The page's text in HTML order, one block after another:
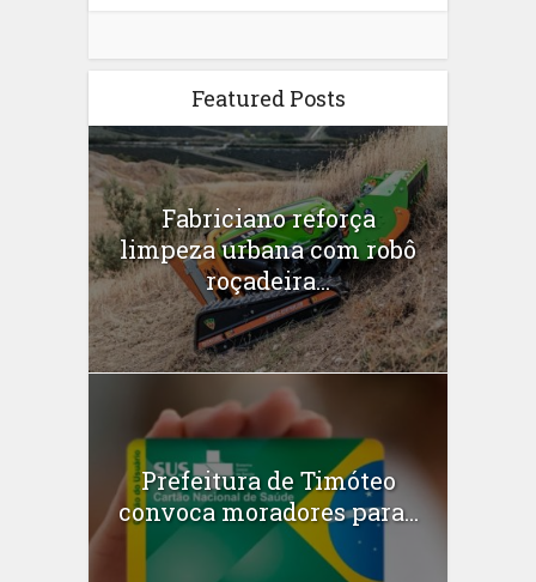
Featured Posts
Fabriciano reforça
limpeza urbana com robô
roçadeira...
Prefeitura de Timóteo
convoca moradores para...